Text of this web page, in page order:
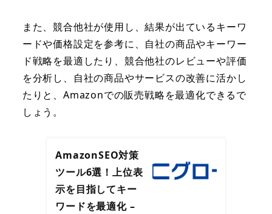
また、競合他社が使用し、結果が出ているキーワ
ードや価格設定を参考に、自社の商品やキーワー
ド戦略を最適したり、競合他社のレビューや評価
を分析し、自社の商品やサービスの改善に活かし
たりと、Amazonでの販売戦略を最適化できるで
しょう。
AmazonSEO対策
ツール6選！上位表
示を目指してキー
ワードを最適化 –